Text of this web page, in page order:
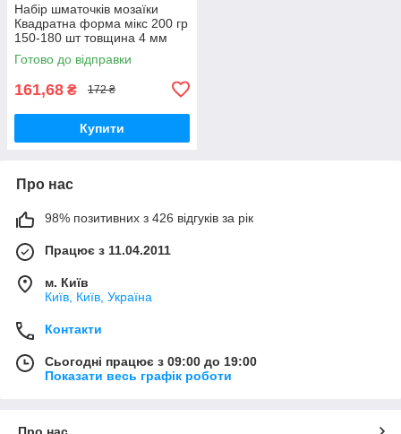
Набір шматочків мозаїки
Квадратна форма мікс 200 гр
150-180 шт товщина 4 мм
Готово до відправки
161,68 ₴ 172 ₴
Купити
Про нас
98% позитивних з 426 відгуків за рік
Працює з 11.04.2011
м. Київ
Київ, Київ, Україна
Контакти
Сьогодні працює з 09:00 до 19:00
Показати весь графік роботи
Про нас